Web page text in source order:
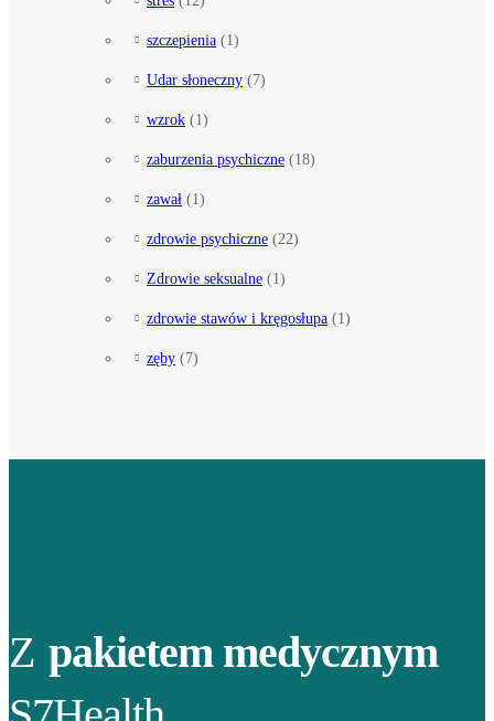
szczepienia (1)
Udar słoneczny (7)
wzrok (1)
zaburzenia psychiczne (18)
zawał (1)
zdrowie psychiczne (22)
Zdrowie seksualne (1)
zdrowie stawów i kręgosłupa (1)
zęby (7)
Z pakietem medycznym